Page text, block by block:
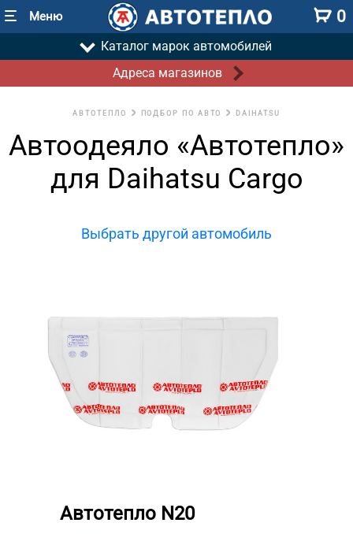
Меню 0
Каталог марок автомобилей
Адреса магазинов
АВТОТЕПЛО ПОДБОР ПО АВТО DAIHATSU
Автоодеяло «Автотепло»
для Daihatsu Cargo
Выбрать другой автомобиль
Автотепло N20